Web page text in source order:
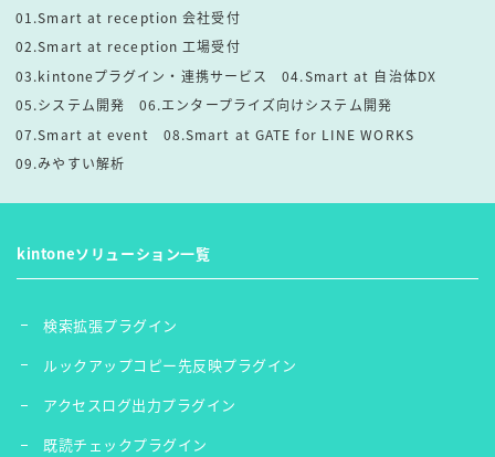
01.Smart at reception 会社受付
02.Smart at reception 工場受付
03.kintoneプラグイン・連携サービス
04.Smart at 自治体DX
05.システム開発
06.エンタープライズ向けシステム開発
07.Smart at event
08.Smart at GATE for LINE WORKS
09.みやすい解析
kintoneソリューション一覧
検索拡張プラグイン
ルックアップコピー先反映プラグイン
アクセスログ出力プラグイン
既読チェックプラグイン